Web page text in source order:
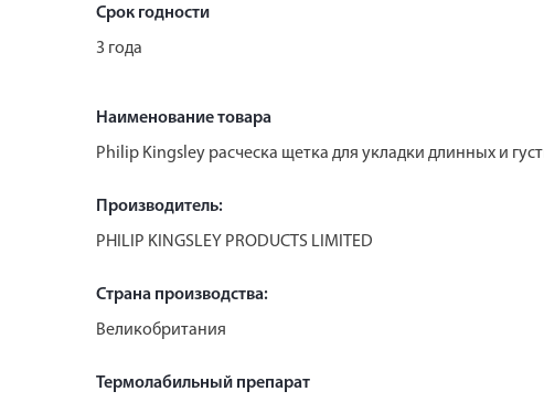
Срок годности
3 года
Наименование товара
Philip Kingsley расческа щетка для укладки длинных и
Производитель:
PHILIP KINGSLEY PRODUCTS LIMITED
Страна производства:
Великобритания
Термолабильный препарат